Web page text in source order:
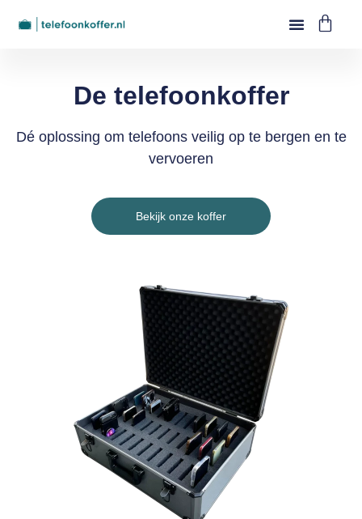
De telefoonkoffer
Dé oplossing om telefoons veilig op te bergen en te
vervoeren
Bekijk onze koffer